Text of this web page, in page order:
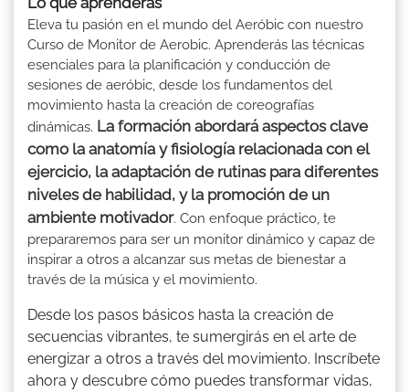
Eleva tu pasión en el mundo del Aeróbic con nuestro
Curso de Monitor de Aerobic. Aprenderás las técnicas
esenciales para la planificación y conducción de
sesiones de aeróbic, desde los fundamentos del
movimiento hasta la creación de coreografías
dinámicas. La formación abordará aspectos clave
como la anatomía y fisiología relacionada con el
ejercicio, la adaptación de rutinas para diferentes
niveles de habilidad, y la promoción de un
ambiente motivador. Con enfoque práctico, te
prepararemos para ser un monitor dinámico y capaz de
inspirar a otros a alcanzar sus metas de bienestar a
través de la música y el movimiento.
Desde los pasos básicos hasta la creación de
secuencias vibrantes, te sumergirás en el arte de
energizar a otros a través del movimiento. Inscríbete
ahora y descubre cómo puedes transformar vidas,